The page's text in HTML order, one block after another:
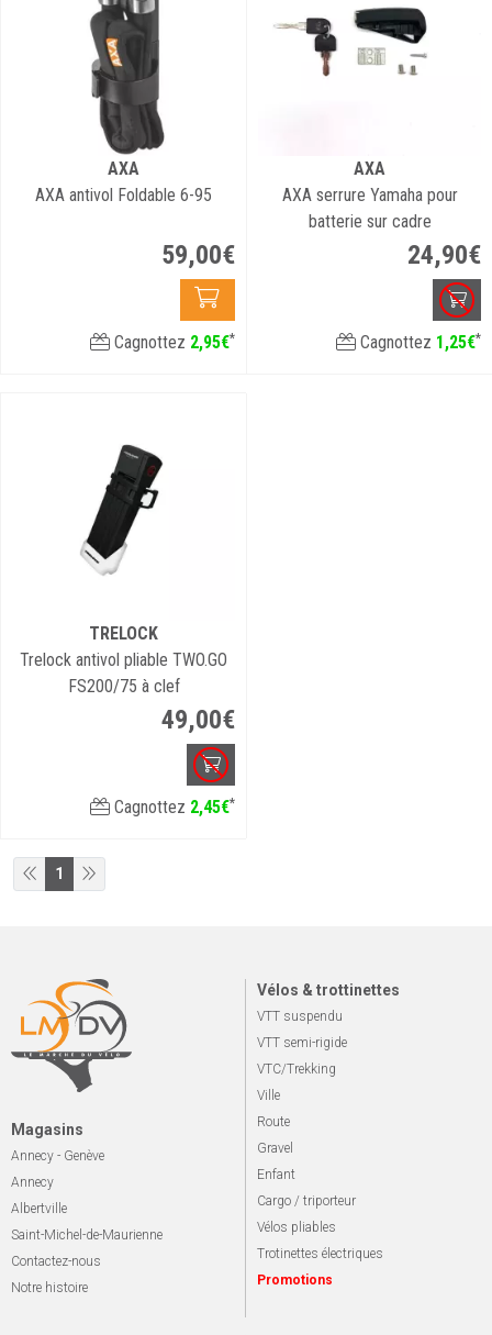
AXA
AXA antivol Foldable 6-95
59,00€
Cagnottez 2,95€*
AXA
AXA serrure Yamaha pour
batterie sur cadre
24,90€
Cagnottez 1,25€*
TRELOCK
Trelock antivol pliable TWO.GO
FS200/75 à clef
49,00€
Cagnottez 2,45€*
1
Magasins
Annecy - Genève
Annecy
Albertville
Saint-Michel-de-Maurienne
Contactez-nous
Notre histoire
Vélos & trottinettes
VTT suspendu
VTT semi-rigide
VTC/Trekking
Ville
Route
Gravel
Enfant
Cargo / triporteur
Vélos pliables
Trotinettes électriques
Promotions